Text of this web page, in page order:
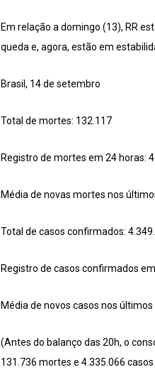
Em relação a domingo (13), RR
queda e, agora, estão em
Brasil, 14 de setembro
Total de mortes: 132.117
Registro de mortes em 24 horas:
Média de novas mortes nos
Total de casos confirmados:
Registro de casos confirmados
Média de novos casos nos
(Antes do balanço das 20h, o
131.736 mortes e 4.335.066